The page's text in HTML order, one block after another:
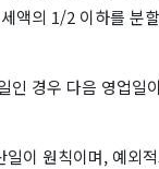
액의 1/2 이하를 분
인 경우 다음 영업일
일이 원칙이며, 예외